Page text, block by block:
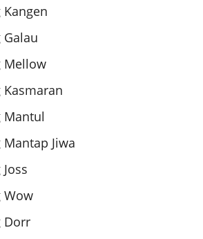
Galau
Mellow
Mantul
Jiwa
Wow
Dorr